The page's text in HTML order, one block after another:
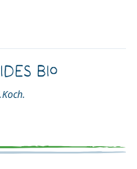
Bio